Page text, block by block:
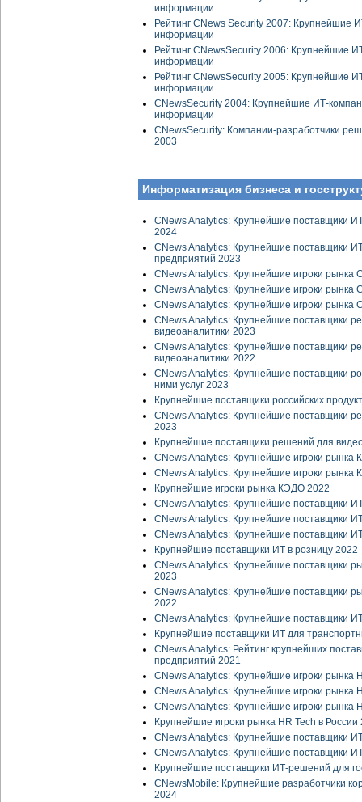
информации
Рейтинг CNews Security 2007: Крупнейшие
информации
Рейтинг CNewsSecurity 2006: Крупнейшие
информации
Рейтинг CNewsSecurity 2005: Крупнейшие
информации
CNewsSecurity 2004: Крупнейшие ИТ-
информации
CNewsSecurity: Компании-разработчики
2003
Информатизация бизнеса и
CNews Analytics: Крупнейшие поставщики
2024
CNews Analytics: Крупнейшие поставщики
предприятий 2023
CNews Analytics: Крупнейшие игроки рынка
CNews Analytics: Крупнейшие игроки рынка
CNews Analytics: Крупнейшие игроки рынка
CNews Analytics: Крупнейшие поставщики
видеоаналитики 2023
CNews Analytics: Крупнейшие поставщики
видеоаналитики 2022
CNews Analytics: Крупнейшие поставщики
ними услуг 2023
Крупнейшие поставщики российских
CNews Analytics: Крупнейшие поставщики
2023
Крупнейшие поставщики решений для
CNews Analytics: Крупнейшие игроки рынка
CNews Analytics: Крупнейшие игроки рынка
Крупнейшие игроки рынка КЭДО 2022
CNews Analytics: Крупнейшие поставщики
CNews Analytics: Крупнейшие поставщики
CNews Analytics: Крупнейшие поставщики
Крупнейшие поставщики ИТ в розницу 2022
CNews Analytics: Крупнейшие поставщики
2023
CNews Analytics: Крупнейшие поставщики
2022
CNews Analytics: Крупнейшие поставщики
Крупнейшие поставщики ИТ для
CNews Analytics: Рейтинг крупнейших
предприятий 2021
CNews Analytics: Крупнейшие игроки рынка
CNews Analytics: Крупнейшие игроки рынка
CNews Analytics: Крупнейшие игроки рынка
Крупнейшие игроки рынка HR Tech в России
CNews Analytics: Крупнейшие поставщики
CNews Analytics: Крупнейшие поставщики
Крупнейшие поставщики ИТ-решений для
CNewsMobile: Крупнейшие разработчики
2024